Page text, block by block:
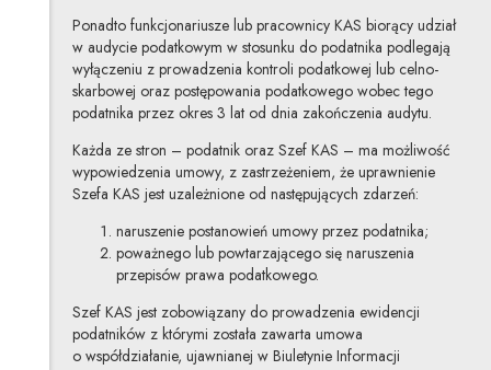
Ponadto funkcjonariusze lub pracownicy KAS biorący udział
w audycie podatkowym w stosunku do podatnika podlegają
wyłączeniu z prowadzenia kontroli podatkowej lub celno-
skarbowej oraz postępowania podatkowego wobec tego
podatnika przez okres 3 lat od dnia zakończenia audytu.
Każda ze stron – podatnik oraz Szef KAS – ma możliwość
wypowiedzenia umowy, z zastrzeżeniem, że uprawnienie
Szefa KAS jest uzależnione od następujących zdarzeń:
naruszenie postanowień umowy przez podatnika;
poważnego lub powtarzającego się naruszenia
przepisów prawa podatkowego.
Szef KAS jest zobowiązany do prowadzenia ewidencji
podatników z którymi została zawarta umowa
o współdziałanie, ujawnianej w Biuletynie Informacji